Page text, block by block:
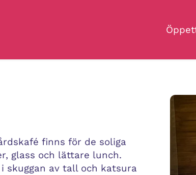
finns för de soliga
glass och lättare lunch.
skuggan av tall och katsura